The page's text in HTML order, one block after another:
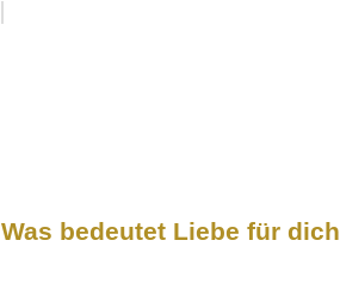
Was bedeutet Liebe für